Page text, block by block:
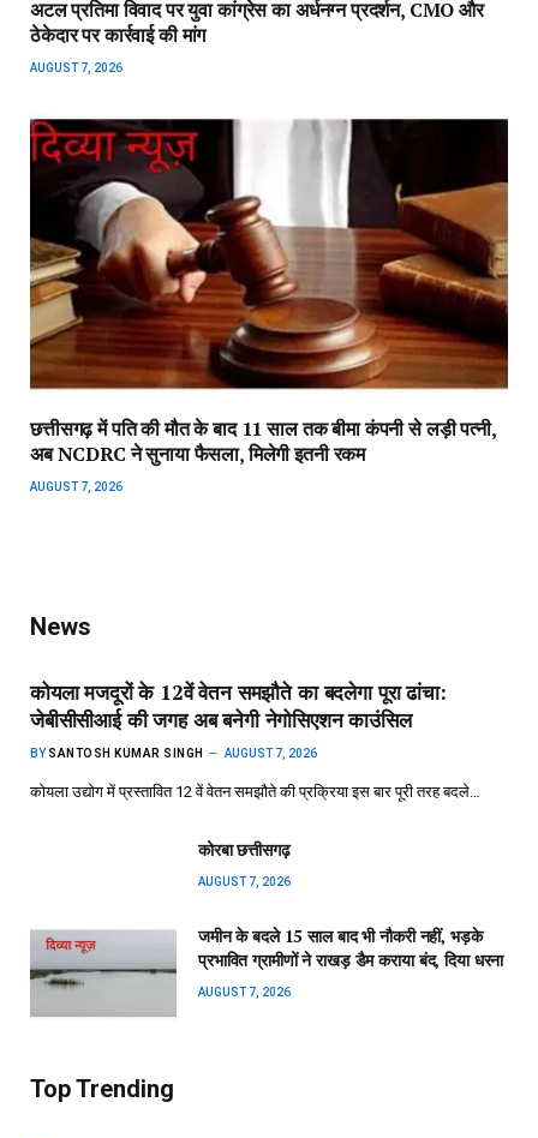
अटल प्रतिमा विवाद पर युवा कांग्रेस का अर्धनग्न प्रदर्शन, CMO और
ठेकेदार पर कार्रवाई की मांग
AUGUST 7, 2026
छत्तीसगढ़ में पति की मौत के बाद 11 साल तक बीमा कंपनी से लड़ी पत्नी,
अब NCDRC ने सुनाया फैसला, मिलेगी इतनी रकम
AUGUST 7, 2026
News
कोयला मजदूरों के 12वें वेतन समझौते का बदलेगा पूरा ढांचा:
जेबीसीसीआई की जगह अब बनेगी नेगोसिएशन काउंसिल
BY SANTOSH KUMAR SINGH AUGUST 7, 2026
कोयला उद्योग में प्रस्तावित 12 वें वेतन समझौते की प्रक्रिया इस बार पूरी तरह बदले…
कोरबा छत्तीसगढ़
AUGUST 7, 2026
जमीन के बदले 15 साल बाद भी नौकरी नहीं, भड़के
प्रभावित ग्रामीणों ने राखड़ डैम कराया बंद, दिया धरना
AUGUST 7, 2026
Top Trending